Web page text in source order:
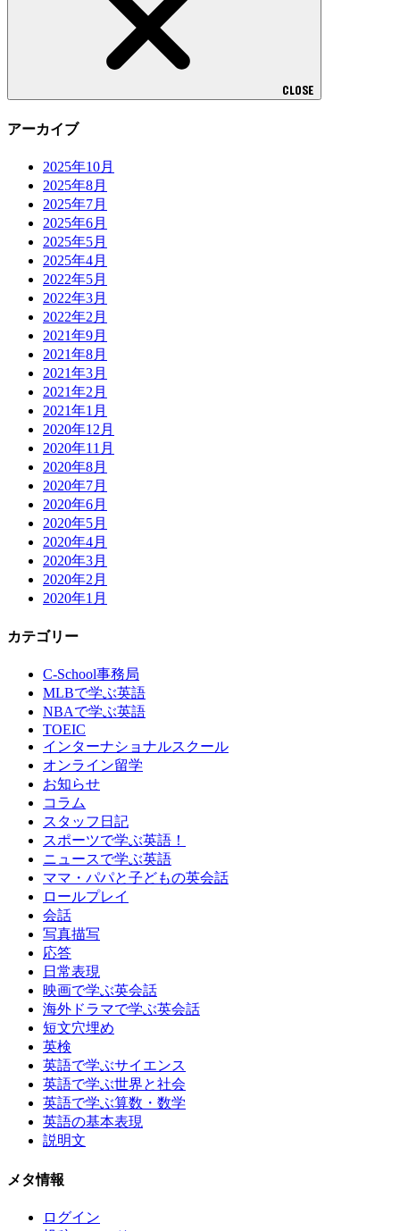
CLOSE
アーカイブ
2025年10月
2025年8月
2025年7月
2025年6月
2025年5月
2025年4月
2022年5月
2022年3月
2022年2月
2021年9月
2021年8月
2021年3月
2021年2月
2021年1月
2020年12月
2020年11月
2020年8月
2020年7月
2020年6月
2020年5月
2020年4月
2020年3月
2020年2月
2020年1月
カテゴリー
C-School事務局
MLBで学ぶ英語
NBAで学ぶ英語
TOEIC
インターナショナルスクール
オンライン留学
お知らせ
コラム
スタッフ日記
スポーツで学ぶ英語！
ニュースで学ぶ英語
ママ・パパと子どもの英会話
ロールプレイ
会話
写真描写
応答
日常表現
映画で学ぶ英会話
海外ドラマで学ぶ英会話
短文穴埋め
英検
英語で学ぶサイエンス
英語で学ぶ世界と社会
英語で学ぶ算数・数学
英語の基本表現
説明文
メタ情報
ログイン